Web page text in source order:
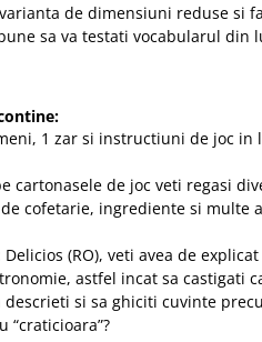
de dimensiuni reduse si
sa va testati vocabularul din
1 zar si instructiuni de joc in
cartonasele de joc veti regasi
cofetarie, ingrediente si multe
(RO), veti avea de
astfel incat sa castigati
si sa ghiciti cuvinte
“craticioara”?